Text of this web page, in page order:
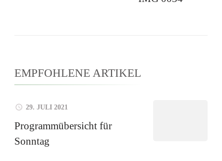
EMPFOHLENE ARTIKEL
29. JULI 2021
Programmübersicht für
Sonntag